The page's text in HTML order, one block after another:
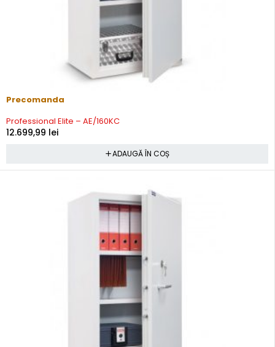
Precomanda
Professional Elite – AE/160KC
12.699,99 lei
ADAUGĂ ÎN COȘ